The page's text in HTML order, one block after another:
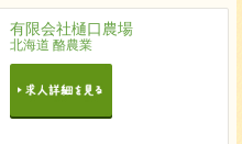
有限会社樋口農場
北海道 酪農業